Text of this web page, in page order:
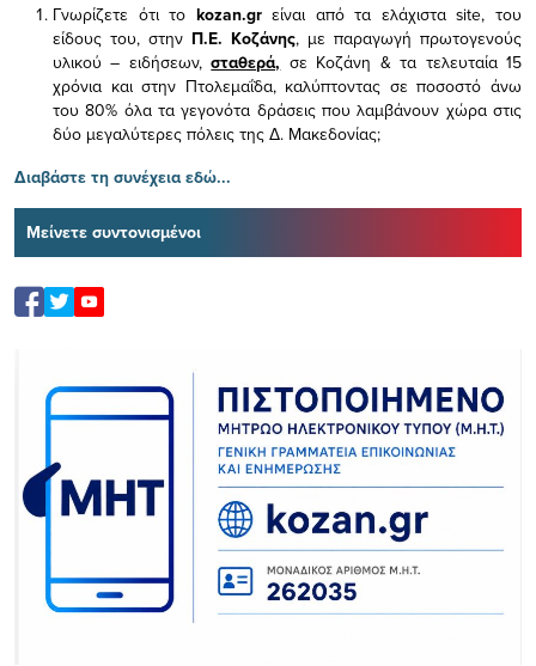
Γνωρίζετε ότι το kozan.gr είναι από τα ελάχισταsite, του
είδους του, στην Π.Ε. Κοζάνης, με παραγωγή πρωτογενούς
υλικού – ειδήσεων,σταθερά, σε Κοζάνη & τα τελευταία 15
χρόνια και στην Πτολεμαΐδα, καλύπτοντας σε ποσοστό άνω
του 80% όλα τα γεγονότα δράσεις που λαμβάνουν χώρα στις
δύο μεγαλύτερες πόλεις της Δ. Μακεδονίας;
Διαβάστε τη συνέχεια εδώ...
Μείνετε συντονισμένοι